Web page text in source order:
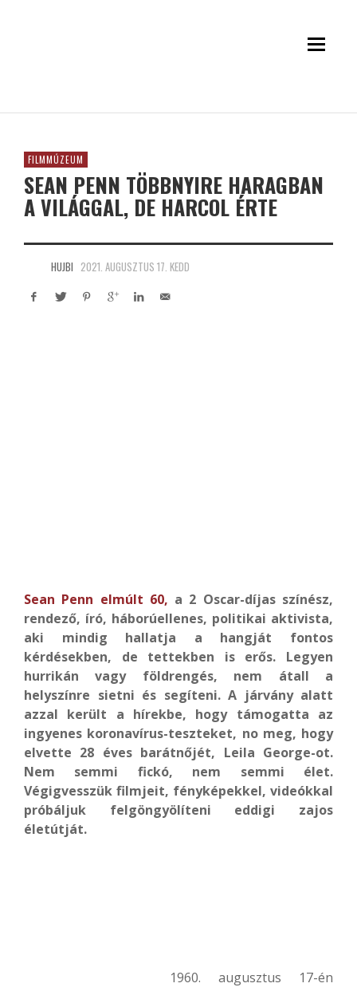
FILMMÚZEUM
SEAN PENN TÖBBNYIRE HARAGBAN
A VILÁGGAL, DE HARCOL ÉRTE
HUJBI 2021. AUGUSZTUS 17. KEDD
Sean Penn elmúlt 60, a 2 Oscar-díjas színész,
rendező, író, háborúellenes, politikai aktivista,
aki mindig hallatja a hangját fontos
kérdésekben, de tettekben is erős. Legyen
hurrikán vagy földrengés, nem átall a
helyszínre sietni és segíteni. A járvány alatt
azzal került a hírekbe, hogy támogatta az
ingyenes koronavírus-teszteket, no meg, hogy
elvette 28 éves barátnőjét, Leila George-ot.
Nem semmi fickó, nem semmi élet.
Végigvesszük filmjeit, fényképekkel, videókkal
próbáljuk felgöngyölíteni eddigi zajos
életútját.
1960. augusztus 17-én